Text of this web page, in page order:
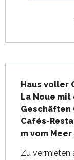
Haus voller
La Noue
Geschäften
Cafés-
m vom
Zu vermieten